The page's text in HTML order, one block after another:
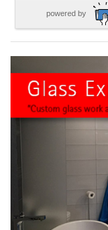
powered by